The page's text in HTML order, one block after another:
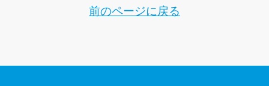
前のページに戻る